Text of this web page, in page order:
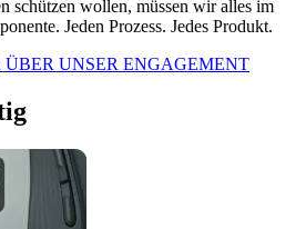
schützen wollen, müssen wir alles im
Jeden Prozess. Jedes Produkt.
UNSER ENGAGEMENT